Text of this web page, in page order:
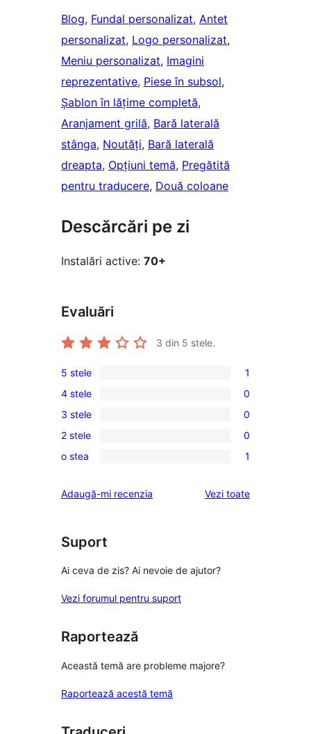
Blog, Fundal personalizat, Antet
personalizat, Logo personalizat
Meniu personalizat, Imagini
reprezentative, Piese în subsol
Șablon în lățime completă
Aranjament grilă, Bară laterală
stânga, Noutăți, Bară laterală
dreapta, Opțiuni temă, Pregătită
pentru traducere, Două coloane
Descărcări pe zi
Instalări active: 70+
Evaluări
3 din 5 stele.
1
5
–
recenzie
(stele)
5 stele 1
0
4
–
recenzii
4 stele 0
0
3
–
(stele)
3 stele 0
0
2
recenzii
2 stele 0
1
–
(stele)
o stea 1
Adaugă-mi recenzia Vezi toaterecenziile
Suport
Ai ceva de zis? Ai nevoie de ajutor?
Vezi forumul pentru suport
Raportează
Această temă are probleme majore?
Raportează acestă temă